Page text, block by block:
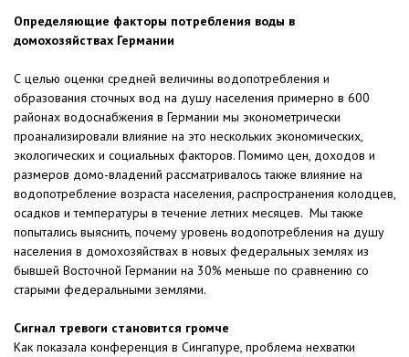
Определяющие факторы потребления воды в
домохозяйствах Германии
С целью оценки средней величины водопотребления и
образования сточных вод на душу населения примерно в 600
районах водоснабжения в Германии мы эконометрически
проанализировали влияние на это нескольких экономических,
экологических и социальных факторов. Помимо цен, доходов и
размеров домо-владений рассматривалось также влияние на
водопотребление возраста населения, распространения колодцев,
осадков и температуры в течение летних месяцев. Мы также
попытались выяснить, почему уровень водопотребления на душу
населения в домохозяйствах в новых федеральных землях из
бывшей Восточной Германии на 30% меньше по сравнению со
старыми федеральными землями.
Сигнал тревоги становится громче
Как показала конференция в Сингапуре, проблема нехватки